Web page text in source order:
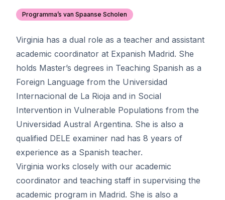
Programma’s van Spaanse Scholen
Virginia has a dual role as a teacher and assistant
academic coordinator at Expanish Madrid. She
holds Master’s degrees in Teaching Spanish as a
Foreign Language from the Universidad
Internacional de La Rioja and in Social
Intervention in Vulnerable Populations from the
Universidad Austral Argentina. She is also a
qualified DELE examiner nad has 8 years of
experience as a Spanish teacher.
Virginia works closely with our academic
coordinator and teaching staff in supervising the
academic program in Madrid. She is also a